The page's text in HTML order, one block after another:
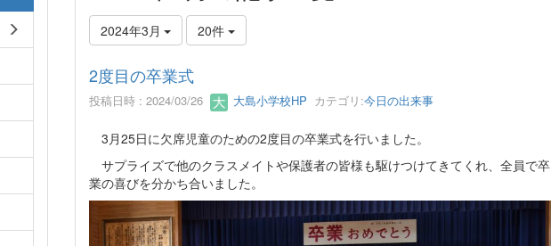
2024年3月 20件
2度目の卒業式
投稿日時 : 2024/03/26 大島小学校HP カテゴリ:今日の出来事
3月25日に欠席児童のための2度目の卒業式を行いました。
サプライズで他のクラスメイトや保護者の皆様も駆けつけてきてくれ、全員で卒
業の喜びを分かち合いました。